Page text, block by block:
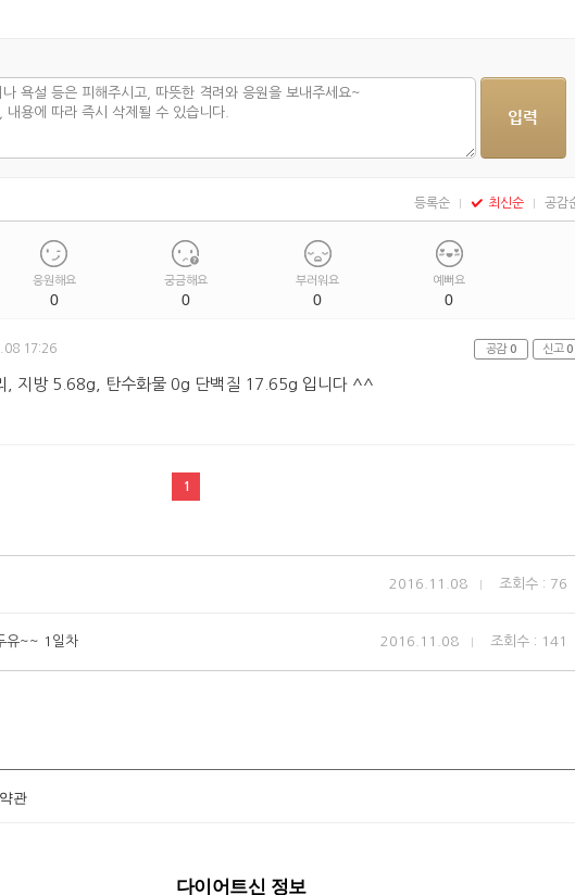
등록순 최신순 공감
응원해요
0
궁금해요
0
부러워요
0
예뻐요
0
17:26
, 지방 5.68g, 탄수화물 0g 단백질 17.65g 입니다 ^^
공감 0 신고 0
1
2016.11.08 조회수 : 76
유~~ 1일차 2016.11.08 조회수 : 141
관
다이어트신 정보